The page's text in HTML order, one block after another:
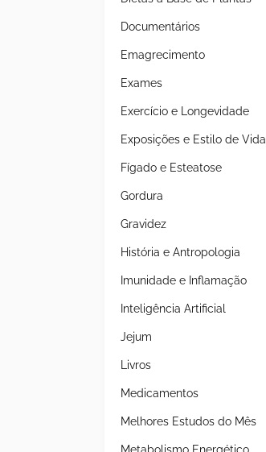
Documentários
Emagrecimento
Exames
Exercício e Longevidade
Exposições e Estilo de Vida
Fígado e Esteatose
Gordura
Gravidez
História e Antropologia
Imunidade e Inflamação
Inteligência Artificial
Jejum
Livros
Medicamentos
Melhores Estudos do Mês